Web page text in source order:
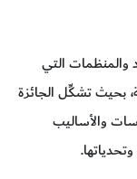
والمنظمات التي
بحيث تشكِّل الجائزة
والأساليب